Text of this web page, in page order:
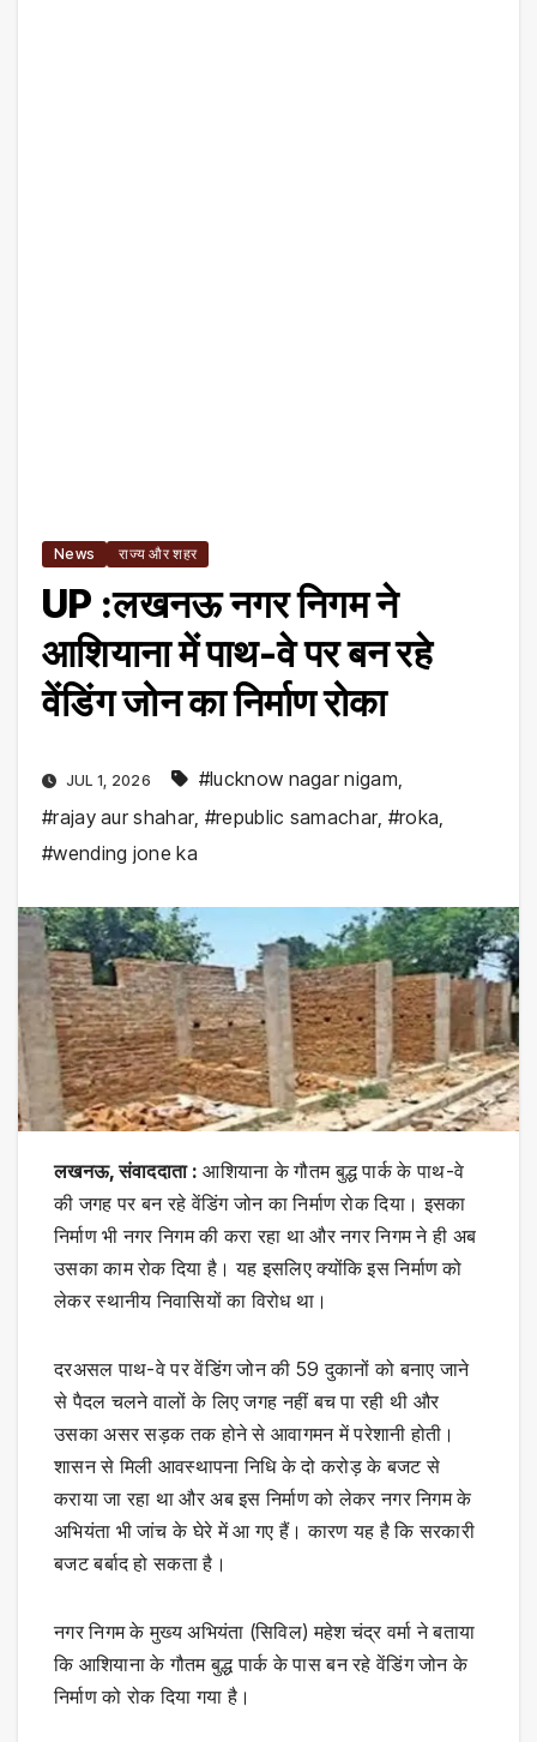
News राज्य और शहर
UP :लखनऊ नगर निगम ने
आशियाना में पाथ-वे पर बन रहे
वेंडिंग जोन का निर्माण रोका
JUL 1, 2026 #lucknow nagar nigam
#rajay aur shahar, #republic samachar, #roka
#wending jone ka
लखनऊ, संवाददाता : आशियाना के गौतम बुद्ध पार्क के पाथ-वे
की जगह पर बन रहे वेंडिंग जोन का निर्माण रोक दिया। इसका
निर्माण भी नगर निगम की करा रहा था और नगर निगम ने ही अब
उसका काम रोक दिया है। यह इसलिए क्योंकि इस निर्माण को
लेकर स्थानीय निवासियों का विरोध था।
दरअसल पाथ-वे पर वेंडिंग जोन की 59 दुकानों को बनाए जाने
से पैदल चलने वालों के लिए जगह नहीं बच पा रही थी और
उसका असर सड़क तक होने से आवागमन में परेशानी होती।
शासन से मिली आवस्थापना निधि के दो करोड़ के बजट से
कराया जा रहा था और अब इस निर्माण को लेकर नगर निगम के
अभियंता भी जांच के घेरे में आ गए हैं। कारण यह है कि सरकारी
बजट बर्बाद हो सकता है।
नगर निगम के मुख्य अभियंता (सिविल) महेश चंद्र वर्मा ने बताया
कि आशियाना के गौतम बुद्ध पार्क के पास बन रहे वेंडिंग जोन के
निर्माण को रोक दिया गया है।